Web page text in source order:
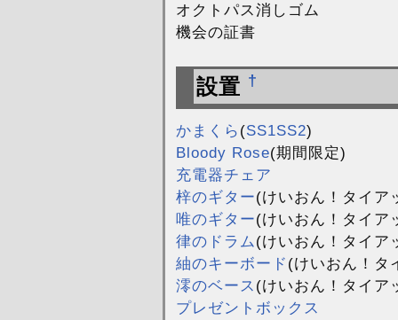
オクトパス消しゴム
機会の証書
設置 †
かまくら (SS1SS2)
Bloody Rose(期間限定)
充電器チェア
梓のギター(けいおん！タイア
唯のギター(けいおん！タイア
律のドラム(けいおん！タイア
紬のキーボード (けいおん！タ
澪のベース (けいおん！タイア
プレゼントボックス